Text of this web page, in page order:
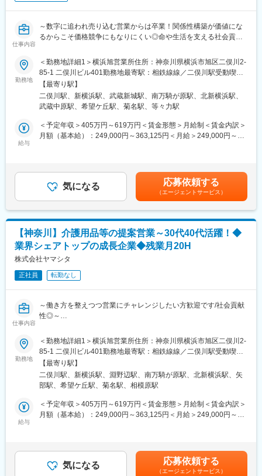
けるよう仕組化をする事で残業抑制に繋がっています。
・年間休日120日で有給も取得しやすい雰囲気です。
■入社後の流れ
仕事に慣れるまでは先輩社員に同行し、専門知識や商品知識を習
得して頂きます。
未経験から活躍している社員も多数在籍しております。
■特徴
（1）企業・業界の強み！
創業130年以上の老舗企業。将来性あふれる福祉業界がメイン市
場であり、人口減少・超高齢化が進むことで今後も拡大が予想さ
システム開発技術によるITツールを活かした商材で顧客の業務負
担を軽減。多くの顧客から選ばれるだけでなく、自社の業務効率
化や残業削減にも繋がっています。
お客様と長期的な関係を築き、安定したワークライフバランスで
家族・仕事の両方をも大切に腰を据えて働くことを実現できる環
境だった！等の声が多数ございます。
仕事内容
～数字に追われ売り込む営業からは卒業！関係性構築が価値にな
るからこそ価格競争にもなりにくい◎命や生活を支える社会貢献
◇自動車ディーラーや保険営業など、他業界からの入社が7割！充
実の研修制度
◇生成AIを活用し再現性の高い営業が可能！チーム制で働きやす
く、且つ質の高いサービスを提供
◇成果とプロセスが評価される明確な評価制度あり！最大年４回
の昇進・昇格制度により、スピード感をもったキャリア形成も可
◇業界トップ級シェア！売上も右肩上がり。2030年に業界No.1に
なることを目指して全国で増員募集
難しく考えなくてOK！「月次目標の達成に向け、週次目標を立て
て行動をした経験」などが活かせる！
て、課題解決のための提案をお任せ。
ケアマネや実際に介護用品を使用する個人のお客様との信頼関係
を構築していただき、顧客も気づいていないニーズを発掘してい
ただきます。
現。データに基づく再現性の高い営業が可能です。
ケア→予防にシフトした提案など競合にはない取り組みも実施し
■業務詳細
に、信頼関係を深めながら潜在ニーズを発掘
・利用者宅への訪問を通じて介護用品の使用状況を確認し、ケア
マネへ最適な改善提案を実施
・地域の居宅介護支援事業所などへ訪問し、紹介・反響を元に新
規のケアマネ（5～10名）を開拓
■フォロー体制
＜集合研修＞入社後は全国の同期入社者と5日間の集合研修
など入社後もしっかりフォロー
勤務地
＜勤務地詳細1＞横浜旭営業所住所：神奈川県横浜市旭区二俣川2-
85-1 二俣川ビル401勤務地最寄駅：相鉄線線／二俣川駅受動喫煙
対策：屋内全面禁煙＜勤務地詳細2＞横浜港北営業所住所：神奈川
県横浜市港北区新横浜3-24-11 ユニオンビル 4F B号室勤務地最寄
駅：JR線／新横浜駅駅受動喫煙対策：屋内全面禁煙＜勤務地詳細
寄駅：JR南武線／武蔵新城駅受動喫煙対策：屋内全面禁煙変更の
範囲：会社の定める事業所
【最寄り駅】
二俣川駅、新横浜駅、武蔵新城駅、南万騎が原駅、北新横浜駅、
武蔵中原駅、希望ケ丘駅、菊名駅、等々力駅
給与
＜予定年収＞405万円～619万円＜賃金形態＞月給制＜賃金内訳＞
月額（基本給）：249,000円～363,125円＜月給＞249,000円～
万（月給36万＋賞与＋諸手当）・所長：入社5年目760万（月給44
万＋賞与＋諸手当）賃金はあくまでも目安の金額であり、選考を
通じて上下する可能性があります。月給(月額)は固定手当を含めた
表記です。
気になる 応募依頼する
（エージェントサービス）
【神奈川】介護用品等の提案営業～30代40代活躍！◆
業界シェアトップの成長企業◆残業月20H
株式会社ヤマシタ
正社員 転勤なし
仕事内容
～働き方を整えつつ営業にチャレンジしたい方歓迎です/社会貢献
性◎～
介護用品等の提供を行うケアマネージャーに対する提案をお任せ
します。
ケアマネジャーや実際に介護用品を使用する個人のお客様との信
頼関係を構築していただき、顧客も気づいていないニーズを発掘
していただきます。
生成AIを活用した営業活動で業務を効率化。更には、ケア→予防
にシフトした提案などの競合にはない取り組みを実施していま
す。
■業務詳細
具体的には…
・利用者様宅へ訪問し利用状況の確認、ケアマネへ状況や変更点
の報告・要望などを確認
勤務地
＜勤務地詳細1＞横浜旭営業所住所：神奈川県横浜市旭区二俣川2-
85-1 二俣川ビル401勤務地最寄駅：相鉄線線／二俣川駅受動喫煙
対策：屋内全面禁煙＜勤務地詳細2＞横浜港北営業所住所：神奈川
県横浜市港北区新横浜3-24-11 ユニオンビル 4F B号室勤務地最寄
駅：JR線／新横浜駅駅受動喫煙対策：屋内全面禁煙＜勤務地詳細
地6号 淵野辺サトウビル4階B受動喫煙対策：屋内全面禁煙変更
の範囲：会社の定める事業所
【最寄り駅】
二俣川駅、新横浜駅、淵野辺駅、南万騎が原駅、北新横浜駅、矢
部駅、希望ケ丘駅、菊名駅、相模原駅
給与
＜予定年収＞405万円～619万円＜賃金形態＞月給制＜賃金内訳＞
月額（基本給）：249,000円～363,125円＜月給＞249,000円～
収・営業リーダー：入社3年目625万（月給36万＋賞与＋諸手
当）・所長：入社5年目760万（月給44万＋賞与＋諸手当）賃金は
気になる 応募依頼する
（エージェントサービス）